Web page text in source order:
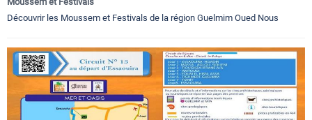
Découvrir les Moussem et Festivals de la région Guelmim Oued Nous